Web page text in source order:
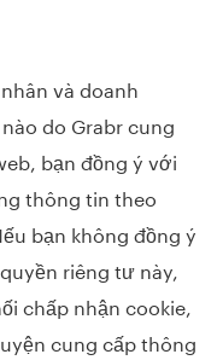
và doanh
do Grabr cung
bạn đồng ý với
thông tin theo
bạn không đồng ý
riêng tư này,
chấp nhận cookie,
cung cấp thông